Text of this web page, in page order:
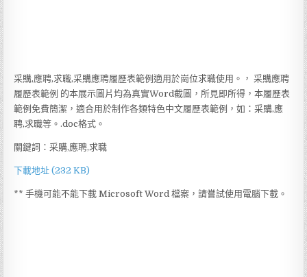
采購,應聘,求職,采購應聘履歷表範例適用於崗位求職使用。， 采購應聘
履歷表範例 的本展示圖片均為真實Word截圖，所見即所得，本履歷表
範例免費簡潔，適合用於制作各類特色中文履歷表範例，如：采購,應
聘,求職等。.doc格式。
關鍵詞：采購,應聘,求職
下載地址 (232 KB)
** 手機可能不能下載 Microsoft Word 檔案，請嘗試使用電腦下載。